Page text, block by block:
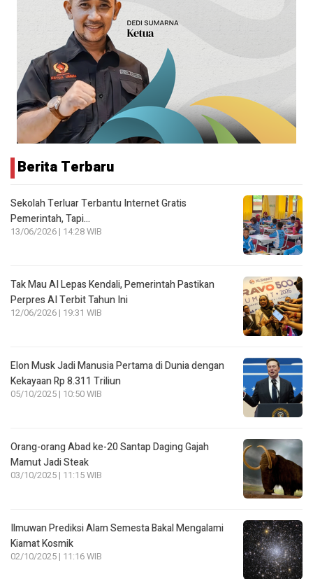
Berita Terbaru
Sekolah Terluar Terbantu Internet Gratis
Pemerintah, Tapi…
13/06/2026 | 14:28 WIB
Tak Mau AI Lepas Kendali, Pemerintah Pastikan
Perpres AI Terbit Tahun Ini
12/06/2026 | 19:31 WIB
Elon Musk Jadi Manusia Pertama di Dunia dengan
Kekayaan Rp 8.311 Triliun
05/10/2025 | 10:50 WIB
Orang-orang Abad ke-20 Santap Daging Gajah
Mamut Jadi Steak
03/10/2025 | 11:15 WIB
Ilmuwan Prediksi Alam Semesta Bakal Mengalami
Kiamat Kosmik
02/10/2025 | 11:16 WIB